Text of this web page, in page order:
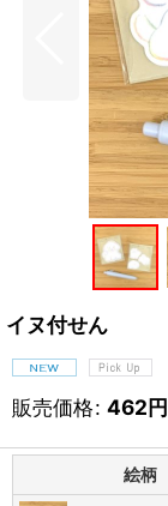
イヌ付せん
販売価格: 462円
絵柄